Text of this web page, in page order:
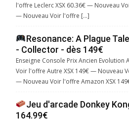
l'offre Leclerc XSX 60.36€ — Nouveau
— Nouveau Voir l'offre […]
Resonance: A Plague
- Collector - dès 149€
Enseigne Console Prix Ancien Evolution
Voir l'offre Autre XSX 149€ — Nouveau
— Nouveau Voir l'offre Amazon XSX
Jeu d'arcade Donkey
164.99€